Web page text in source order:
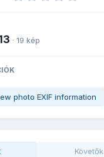
· 19 kép
photo EXIF information
Követők